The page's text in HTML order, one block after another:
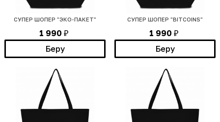
СУПЕР ШОПЕР "ЭКО-ПАКЕТ"
1 990 ₽
Беру
СУПЕР ШОПЕР "BITCOINS"
1 990 ₽
Беру